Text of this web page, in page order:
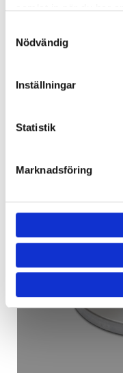
Nödvändig
Inställningar
Statistik
Marknadsföring